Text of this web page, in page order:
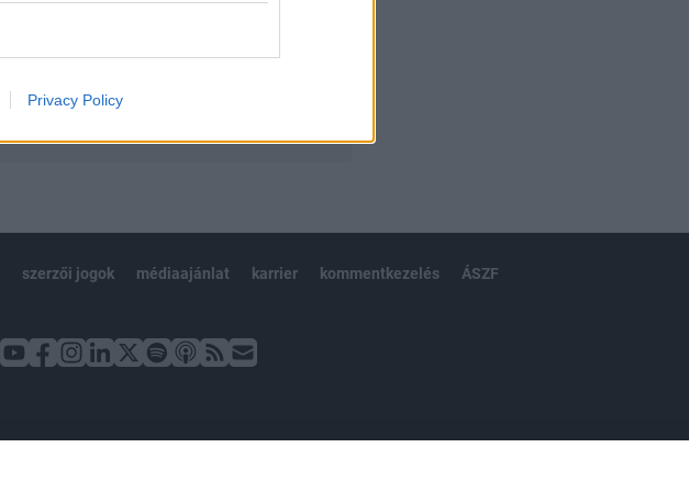
Privacy Policy
szerzői jogok médiaajánlat karrier kommentkezelés ÁSZF